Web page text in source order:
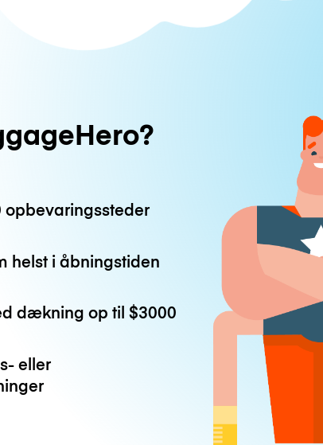
opbevaringssteder
helst i åbningstiden
dækning op til$3000
eller